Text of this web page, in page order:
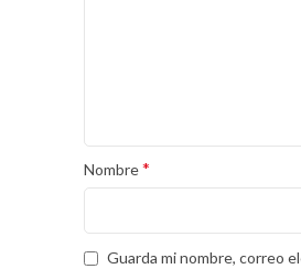
Nombre*
Guarda mi nombre, correo